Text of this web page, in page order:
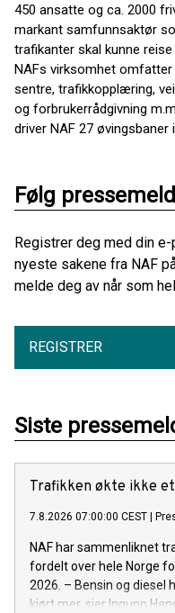
450 ansatte og ca. 2000
markant samfunnsaktør
trafikanter skal kunne
NAFs virksomhet
sentre, trafikkopplæring,
og forbrukerrådgivning
driver NAF 27 øvingsbaner
Følg
Registrer deg med din
nyeste sakene fra NAF
melde deg av når som
REGISTRER
Siste
Trafikken økte ikke
7.8.2026 07:00:00 CEST
NAF har sammenliknet
fordelt over hele Norge
2026. – Bensin og diesel
kjørt mer, sier Ingunn